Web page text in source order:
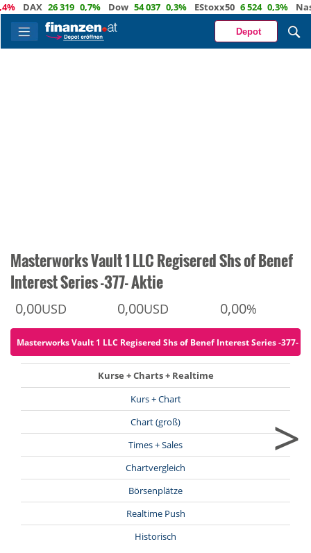
DAX 26 319 0,7% Dow 54 037 0,3% EStoxx50 6 524 0,3% Nasdaq
Depot
Masterworks Vault 1 LLC Regisered Shs of Benef
Interest Series -377- Aktie
0,00USD 0,00USD 0,00%
Masterworks Vault 1 LLC Regisered Shs of Benef Interest Series -377-
Kurse + Charts + Realtime
Kurs + Chart
Chart (groß)
Times + Sales
Chartvergleich
Börsenplätze
Realtime Push
Historisch
>